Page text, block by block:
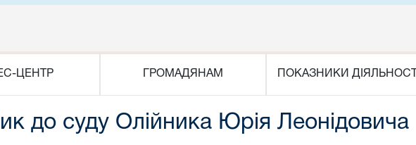
ЦЕНТР ГРОМАДЯНАМ ПОКАЗНИКИ ДІЯЛЬНОСТІ
до суду Олійника Юрія Леонідовича